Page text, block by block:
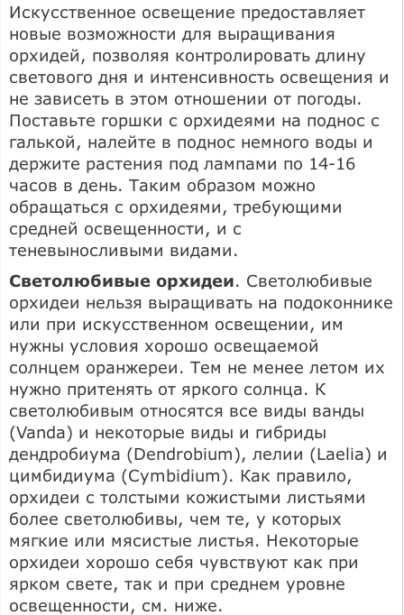
Искусственное освещение предоставляет
новые возможности для выращивания
орхидей, позволяя контролировать длину
светового дня и интенсивность освещения и
не зависеть в этом отношении от погоды.
Поставьте горшки с орхидеями на поднос с
галькой, налейте в поднос немного воды и
держите растения под лампами по 14-16
часов в день. Таким образом можно
обращаться с орхидеями, требующими
средней освещенности, и с
теневыносливыми видами.
Светолюбивые орхидеи. Светолюбивые
орхидеи нельзя выращивать на подоконнике
или при искусственном освещении, им
нужны условия хорошо освещаемой
солнцем оранжереи. Тем не менее летом их
нужно притенять от яркого солнца. К
светолюбивым относятся все виды ванды
(Vanda) и некоторые виды и гибриды
дендробиума (Dendrobium), лелии (Laelia) и
цимбидиума (Cymbidium). Как правило,
орхидеи с толстыми кожистыми листьями
более светолюбивы, чем те, у которых
мягкие или мясистые листья. Некоторые
орхидеи хорошо себя чувствуют как при
ярком свете, так и при среднем уровне
освещенности, см. ниже.